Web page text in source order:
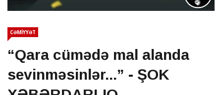
CƏMİYYƏT
“Qara cümədə mal alanda
sevinməsinlər...” - ŞOK